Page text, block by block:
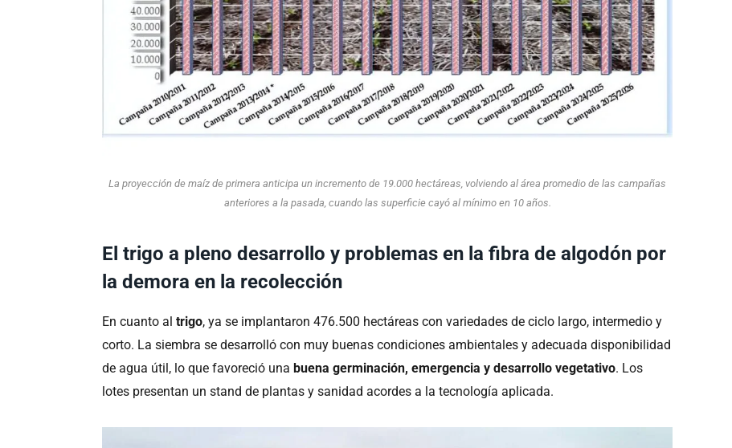
La proyección de maíz de primera anticipa un incremento de 19.000 hectáreas, volviendo al área promedio de las campañas
anteriores a la pasada, cuando las superficie cayó al mínimo en 10 años.
El trigo a pleno desarrollo y problemas en la fibra de algodón por
la demora en la recolección
En cuanto altrigo, ya se implantaron 476.500 hectáreas con variedades de ciclo largo, intermedio y
corto. La siembra se desarrolló con muy buenas condiciones ambientales y adecuada disponibilidad
de agua útil, lo que favoreció una buena germinación, emergencia y desarrollo vegetativo. Los
lotes presentan un stand de plantas y sanidad acordes a la tecnología aplicada.